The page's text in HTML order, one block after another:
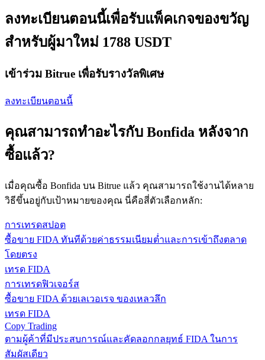
ลงทะเบียนตอนนี้เพื่อรับแพ็คเกจของขวัญ
สำหรับผู้มาใหม่ 1788 USDT
เข้าร่วม Bitrue เพื่อรับรางวัลพิเศษ
ลงทะเบียนตอนนี้
คุณสามารถทำอะไรกับ Bonfida หลังจาก
ซื้อแล้ว?
เมื่อคุณซื้อ Bonfida บน Bitrue แล้ว คุณสามารถใช้งานได้หลาย
วิธีขึ้นอยู่กับเป้าหมายของคุณ นี่คือสี่ตัวเลือกหลัก:
การเทรดสปอต
ซื้อขาย FIDA ทันทีด้วยค่าธรรมเนียมต่ำและการเข้าถึงตลาด
โดยตรง
เทรด FIDA
การเทรดฟิวเจอร์ส
ซื้อขาย FIDA ด้วยเลเวอเรจ ของเหลวลึก
เทรด FIDA
Copy Trading
ตามผู้ค้าที่มีประสบการณ์และคัดลอกกลยุทธ์ FIDA ในการ
สัมผัสเดียว